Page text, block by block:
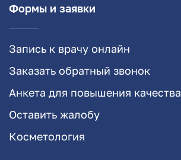
Формы и заявки
Запись к врачу онлайн
Заказать обратный звонок
Анкета для повышения качества
Оставить жалобу
Косметология